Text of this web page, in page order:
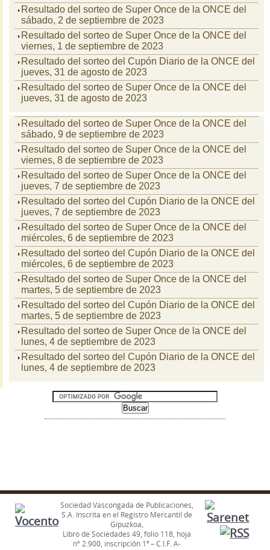
Resultado del sorteo de Super Once de la ONCE del
sábado, 2 de septiembre de 2023
Resultado del sorteo de Super Once de la ONCE del
viernes, 1 de septiembre de 2023
Resultado del sorteo del Cupón Diario de la ONCE del
jueves, 31 de agosto de 2023
Resultado del sorteo de Super Once de la ONCE del
jueves, 31 de agosto de 2023
Resultado del sorteo de Super Once de la ONCE del
sábado, 9 de septiembre de 2023
Resultado del sorteo de Super Once de la ONCE del
viernes, 8 de septiembre de 2023
Resultado del sorteo de Super Once de la ONCE del
jueves, 7 de septiembre de 2023
Resultado del sorteo del Cupón Diario de la ONCE del
jueves, 7 de septiembre de 2023
Resultado del sorteo de Super Once de la ONCE del
miércoles, 6 de septiembre de 2023
Resultado del sorteo del Cupón Diario de la ONCE del
miércoles, 6 de septiembre de 2023
Resultado del sorteo de Super Once de la ONCE del
martes, 5 de septiembre de 2023
Resultado del sorteo del Cupón Diario de la ONCE del
martes, 5 de septiembre de 2023
Resultado del sorteo de Super Once de la ONCE del
lunes, 4 de septiembre de 2023
Resultado del sorteo del Cupón Diario de la ONCE del
lunes, 4 de septiembre de 2023
Sociedad Vascongada de Publicaciones,
S.A. Inscrita en el Registro Mercantil de
Gipuzkoa,
Libro de Sociedades 49, folio 118, hoja
nº 2.900, inscripción 1ª – C.I.F. A-